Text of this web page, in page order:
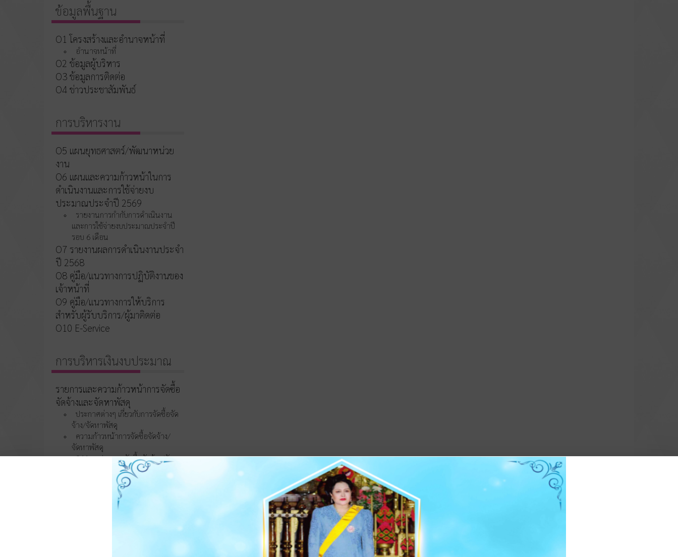
ข้อมูลพื้นฐาน
O1 โครงสร้างและอำนาจหน้าที่
อำนาจหน้าที่
O2 ข้อมูลผู้บริหาร
O3 ข้อมูลการติดต่อ
O4 ข่าวประชาสัมพันธ์
การบริหารงาน
O5 แผนยุทธศาสตร์/พัฒนาหน่วย
งาน
O6 แผนและความก้าวหน้าในการ
ดำเนินงานและการใช้จ่ายงบ
ประมาณประจำปี 2569
รายงานการกำกับการดำเนินงาน
และการใช้จ่ายงบประมาณประจำปี
รอบ 6 เดือน
O7 รายงานผลการดำเนินงานประจำ
ปี 2568
O8 คู่มือ/แนวทางการปฏิบัติงานของ
เจ้าหน้าที่
O9 คู่มือ/แนวทางการให้บริการ
สำหรับผู้รับบริการ/ผู้มาติดต่อ
O10 E-Service
การบริหารเงินงบประมาณ
รายการและความก้าวหน้าการจัดซื้อ
จัดจ้างและจัดหาพัสดุ
ประกาศต่างๆ เกี่ยวกับการจัดซื้อจัด
จ้าง/จัดหาพัสดุ
ความก้าวหน้าการจัดซื้อจัดจ้าง/
จัดหาพัสดุ
O11 สรุปผลการจัดซื้อจัดจ้าง/จัดหา
O12 รายงานสรุปผลการจัดซื้อจัด
จ้าง/จัดหาพัสดุประจำปี
การบริหารและพัฒนา